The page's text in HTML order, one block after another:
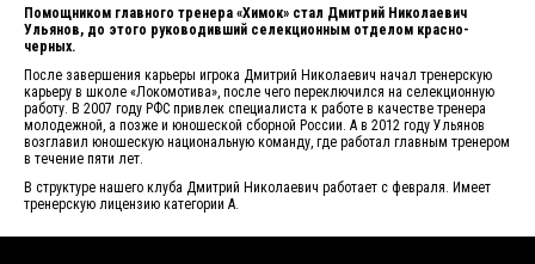
Помощником главного тренера «Химок» стал Дмитрий Николаевич
Ульянов, до этого руководивший селекционным отделом красно-
черных.
После завершения карьеры игрока Дмитрий Николаевич начал тренерскую
карьеру в школе «Локомотива», после чего переключился на селекционную
работу. В 2007 году РФС привлек специалиста к работе в качестве тренера
молодежной, а позже и юношеской сборной России. А в 2012 году Ульянов
возглавил юношескую национальную команду, где работал главным тренером
в течение пяти лет.
В структуре нашего клуба Дмитрий Николаевич работает с февраля. Имеет
тренерскую лицензию категории А.